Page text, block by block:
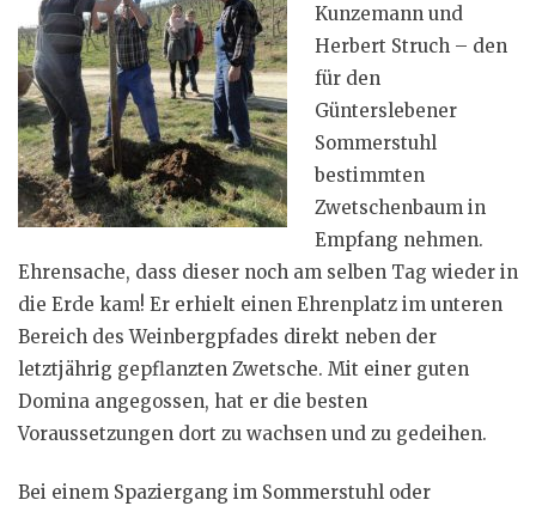
Kunzemann und
Herbert Struch – den
für den
Günterslebener
Sommerstuhl
bestimmten
Zwetschenbaum in
Empfang nehmen.
Ehrensache, dass dieser noch am selben Tag wieder in
die Erde kam! Er erhielt einen Ehrenplatz im unteren
Bereich des Weinbergpfades direkt neben der
letztjährig gepflanzten Zwetsche. Mit einer guten
Domina angegossen, hat er die besten
Voraussetzungen dort zu wachsen und zu gedeihen.
Bei einem Spaziergang im Sommerstuhl oder